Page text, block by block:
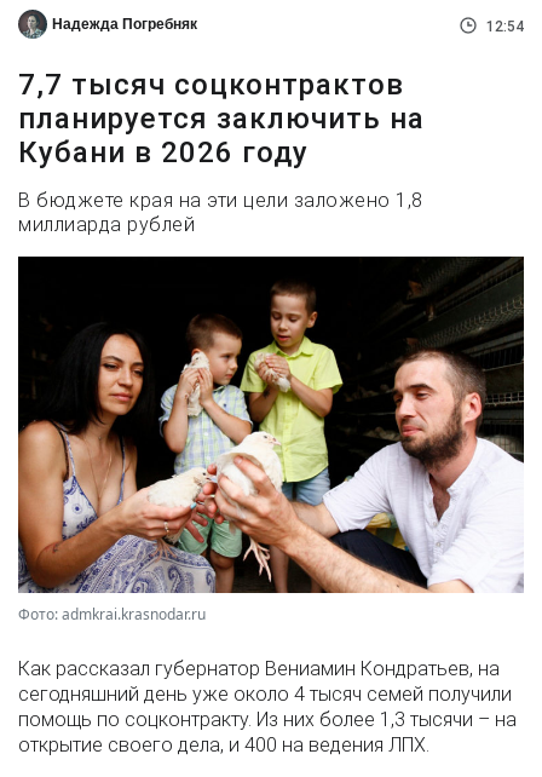
Надежда Погребняк 12:54
7,7 тысяч соцконтрактов
планируется заключить на
Кубани в 2026 году
В бюджете края на эти цели заложено 1,8
миллиарда рублей
Фото: admkrai.krasnodar.ru
Как рассказал губернатор Вениамин Кондратьев, на
сегодняшний день уже около 4 тысяч семей получили
помощь по соцконтракту. Из них более 1,3 тысячи – на
открытие своего дела, и 400 на ведения ЛПХ.